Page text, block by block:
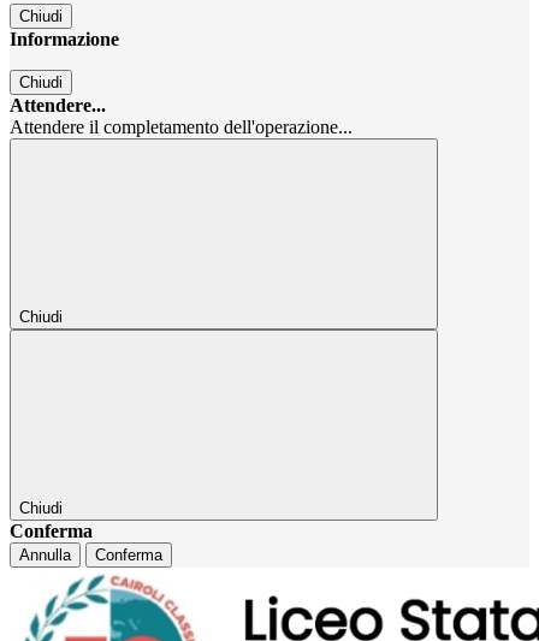
Chiudi
Informazione
Chiudi
Attendere...
Attendere il completamento dell'operazione...
Chiudi
Chiudi
Conferma
Annulla Conferma